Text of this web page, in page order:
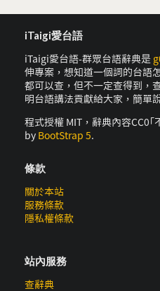
iTaigi愛台語
iTaigi愛台語-群眾台語辭典是
伸專案，想知道一個詞的台語
都可以查，但不一定查得到，
明台語講法貢獻給大家，簡單
程式授權 MIT，辭典內容CC0
by BootStrap 5.
條款
關於本站
服務條款
隱私權條款
站內服務
查辭典